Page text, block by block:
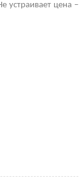
устраивает цена –